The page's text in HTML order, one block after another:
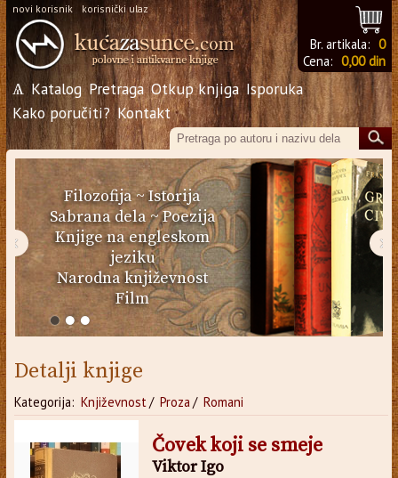
novi korisnik korisnički ulaz
Br. artikala: 0
Cena: 0,00 din
Ѧ Katalog Pretraga Otkup knjiga Isporuka
Kako poručiti? Kontakt
Filozofija~Istorija
Sabrana dela~Poezija
Knjige na engleskom
jeziku
Narodna književnost
Film
‹ ›
Detalji knjige
Kategorija: Književnost/ Proza/ Romani
Čovek koji se smeje
Viktor Igo